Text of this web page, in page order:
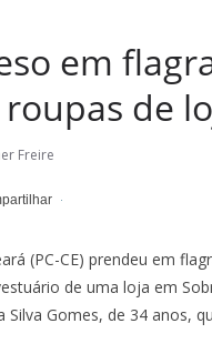
em
de
Freire
(PC-CE) prendeu em
de uma loja em
Silva Gomes, de 34 anos,